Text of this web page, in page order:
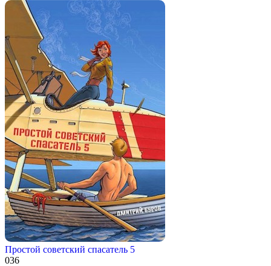
Простой советский спасатель 5
036